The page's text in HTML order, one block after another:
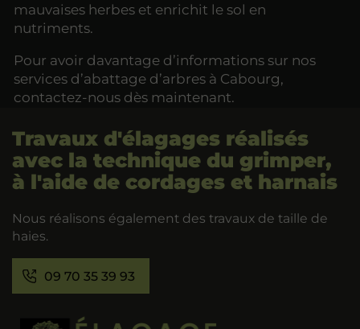
mauvaises herbes et enrichit le sol en
nutriments.
Pour avoir davantage d’informations sur nos
services d’abattage d’arbres à Cabourg,
contactez-nous dès maintenant.
Travaux d'élagages réalisés
avec la technique du grimper,
à l'aide de cordages et harnais
Nous réalisons également des travaux de taille de
haies.
09 70 35 39 93